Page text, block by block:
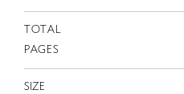
TOTAL
PAGES
SIZE